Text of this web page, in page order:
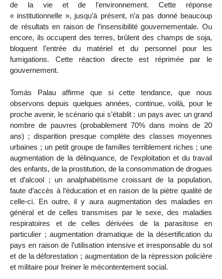
de la vie et de l’environnement. Cette réponse
« institutionnelle », jusqu’à présent, n’a pas donné beaucoup
de résultats en raison de l’insensibilité gouvernementale. Ou
encore, ils occupent des terres, brûlent des champs de soja,
bloquent l’entrée du matériel et du personnel pour les
fumigations. Cette réaction directe est réprimée par le
gouvernement.
Tomás Palau affirme que si cette tendance, que nous
observons depuis quelques années, continue, voilà, pour le
proche avenir, le scénario qui s’établit : un pays avec un grand
nombre de pauvres (probablement 70% dans moins de 20
ans) ; disparition presque complète des classes moyennes
urbaines ; un petit groupe de familles terriblement riches ; une
augmentation de la délinquance, de l’exploitation et du travail
des enfants, de la prostitution, de la consommation de drogues
et d’alcool ; un analphabétisme croissant de la population,
faute d’accès à l’éducation et en raison de la piètre qualité de
celle-ci. En outre, il y aura augmentation des maladies en
général et de celles transmises par le sexe, des maladies
respiratoires et de celles dérivées de la parasitose en
particulier ; augmentation dramatique de la désertification du
pays en raison de l’utilisation intensive et irresponsable du sol
et de la déforestation ; augmentation de la répression policière
et militaire pour freiner le mécontentement social.